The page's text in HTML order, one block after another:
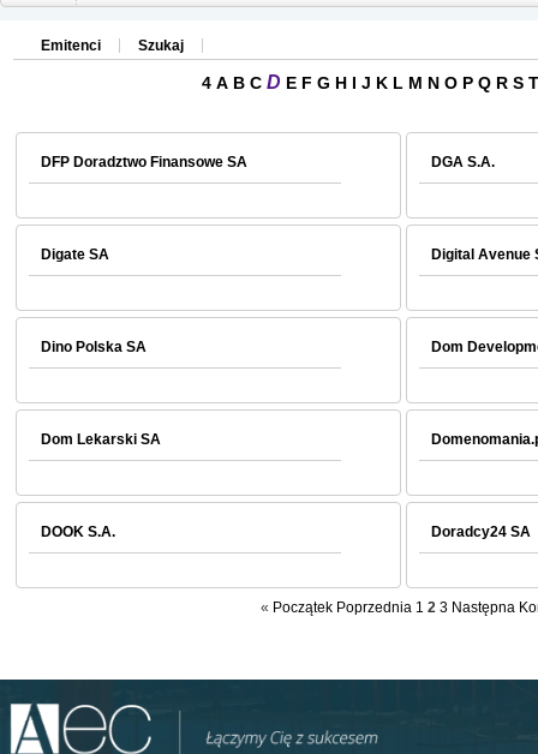
Emitenci Szukaj
4 A B C D E F G H I J K L M N O P Q R S T
DFP Doradztwo Finansowe SA DGA S.A.
Digate SA Digital Avenue
Dino Polska SA Dom
Dom Lekarski SA
DOOK S.A. Doradcy24 SA
« Początek Poprzednia 1 2 3 Następna